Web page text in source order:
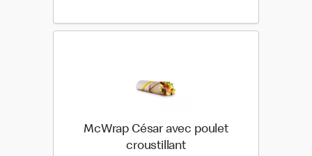
McWrap César avec poulet
croustillant